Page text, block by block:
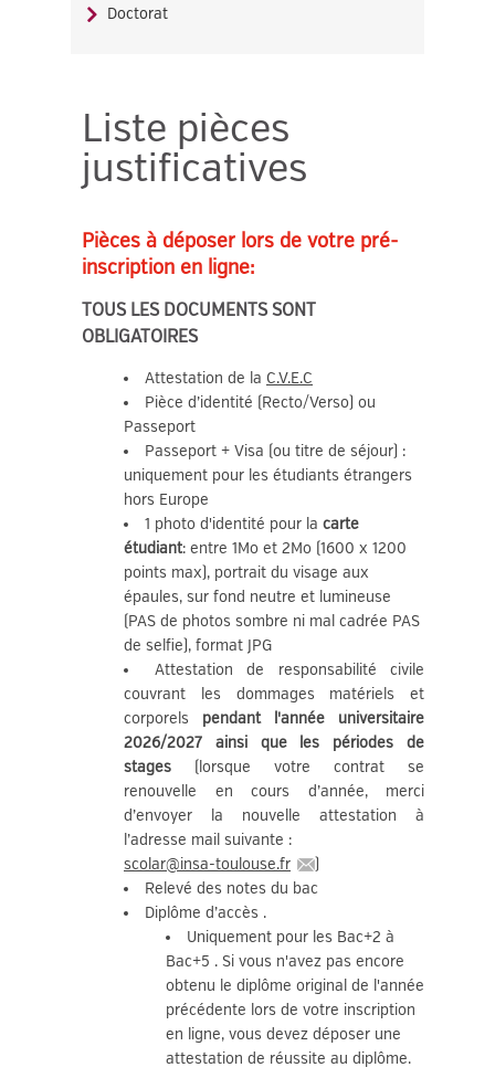
Doctorat
Liste pièces
justificatives
Pièces à déposer lors de votre pré-
inscription en ligne:
TOUS LES DOCUMENTS SONT
OBLIGATOIRES
Attestation de la C.V.E.C
Pièce d’identité (Recto/Verso) ou
Passeport
Passeport + Visa (ou titre de séjour) :
uniquement pour les étudiants étrangers
hors Europe
1 photo d'identité pour la carte
étudiant: entre 1Mo et 2Mo (1600 x 1200
points max), portrait du visage aux
épaules, sur fond neutre et lumineuse
(PAS de photos sombre ni mal cadrée PAS
de selfie), format JPG
Attestation de responsabilité civile
couvrant les dommages matériels et
corporels pendant l'année universitaire
2026/2027 ainsi que les périodes de
stages (lorsque votre contrat se
renouvelle en cours d’année, merci
d’envoyer la nouvelle attestation à
l’adresse mail suivante :
scolar@insa-toulouse.fr
)
Relevé des notes du bac
Diplôme d’accès .
Uniquement pour les Bac+2 à
Bac+5 . Si vous n'avez pas encore
obtenu le diplôme original de l'année
précédente lors de votre inscription
en ligne, vous devez déposer une
attestation de réussite au diplôme.